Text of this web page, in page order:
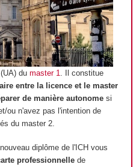
du master 1
. Il constitue
entre la licence et le master
de manière autonome si
ou n'avez pas l'intention de
du master 2.
diplôme de l'ICH vous
professionnelle de